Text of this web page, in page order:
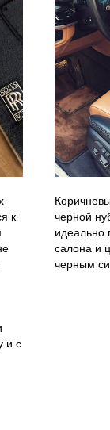
к
и с
черной
идеально
салона и
черным